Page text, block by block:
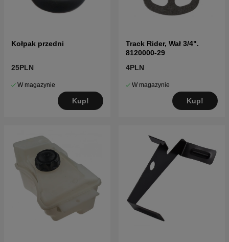
Kołpak przedni
25PLN
W magazynie
Kup!
Track Rider, Wał 3/4".
8120000-29
4PLN
W magazynie
Kup!